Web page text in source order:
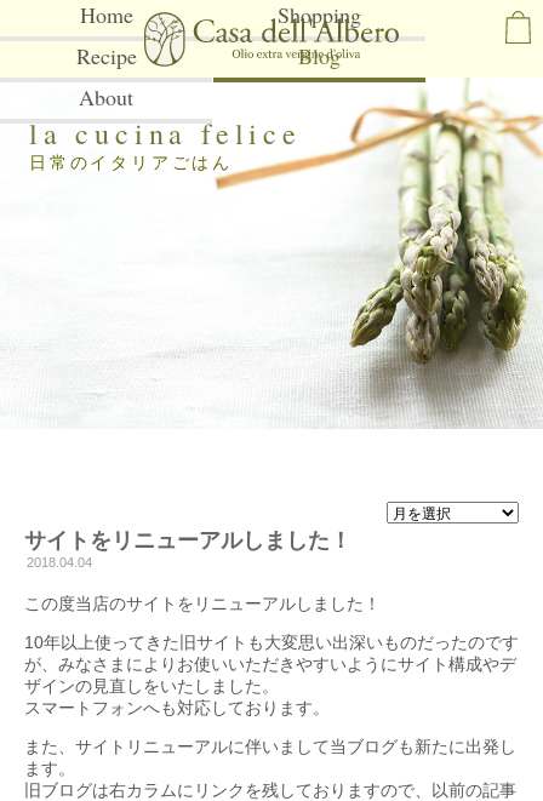
Home
Shopping
Recipe
Blog
About
la cucina felice
日常のイタリアごはん
サイトをリニューアルしました！
2018.04.04
この度当店のサイトをリニューアルしました！
10年以上使ってきた旧サイトも大変思い出深いものだったのです
が、みなさまによりお使いいただきやすいようにサイト構成やデ
ザインの見直しをいたしました。
スマートフォンへも対応しております。
また、サイトリニューアルに伴いまして当ブログも新たに出発し
ます。
旧ブログは右カラムにリンクを残しておりますので、以前の記事